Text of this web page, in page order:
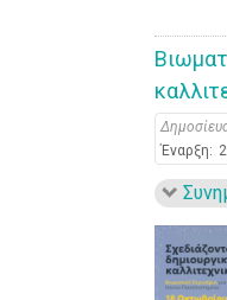
Έναρξη: